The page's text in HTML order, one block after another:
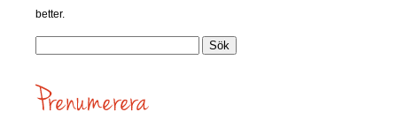
better.